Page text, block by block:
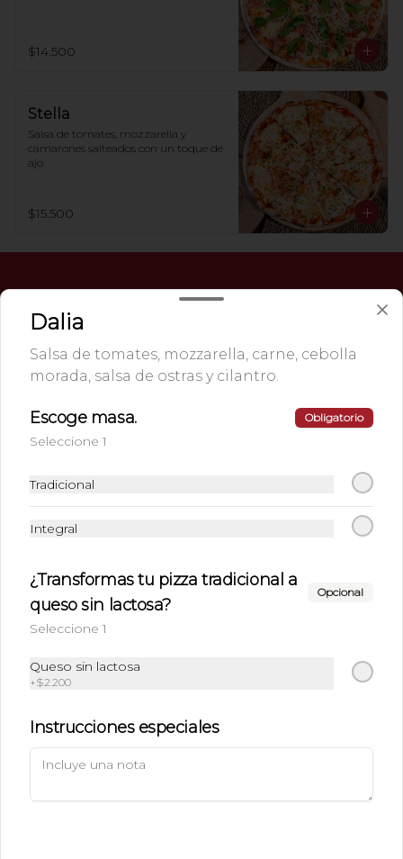
$14.500
Stella
Salsa de tomates, mozzarella y
camarones salteados con un toque de
ajo.
$15.500
Conócenos
Antonio Poupin 910, Antofagasta.
(055)2547391
Política de privacidad
Redes sociales
Instagram
Facebook
Mi cuenta
Iniciar sesión
Dalia
Salsa de tomates, mozzarella, carne, cebolla
morada, salsa de ostras y cilantro.
Escoge masa. Obligatorio
Seleccione 1
Tradicional
Integral
¿Transformas tu pizza tradicional a
queso sin lactosa?
Opcional
Seleccione 1
Queso sin lactosa
+$2.200
Instrucciones especiales